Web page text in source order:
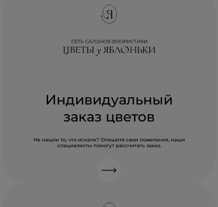
Индивидуальный
заказ цветов
Не нашли то, что искали? Опишите свои пожелания, наши
специалисты помогут рассчитать заказ.